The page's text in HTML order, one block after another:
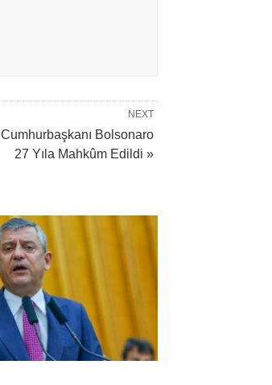
NEXT
Bolsonaro
27 Yıla Mahkûm Edildi »